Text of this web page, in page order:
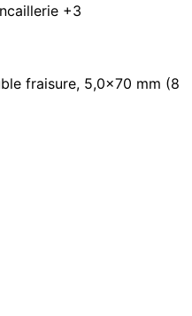
+3
fraisure, 5,0x70 mm (8